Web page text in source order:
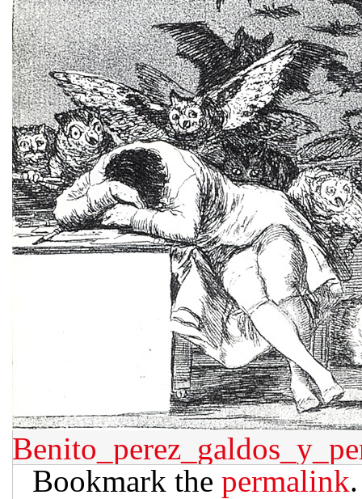
Bookmark the permalink.